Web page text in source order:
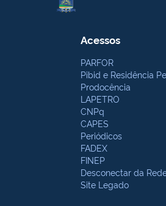
Acessos
PARFOR
Pibid e Residência
Prodocência
LAPETRO
CNPq
CAPES
Periódicos
FADEX
FINEP
Desconectar da
Site Legado